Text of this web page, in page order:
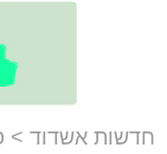
חדשות אשדוד >